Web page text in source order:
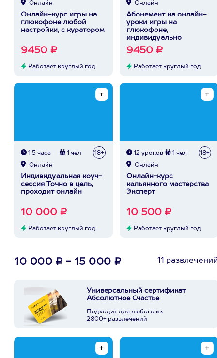
Онлайн
Онлайн-курс игры на
глюкофоне любой
настройки, с куратором
9450 ₽
Работает круглый год
Онлайн
Абонемент на онлайн-
уроки игры на
глюкофоне,
индивидуально
9450 ₽
Работает круглый год
1,5 часа 1 чел 18+
Онлайн
Индивидуальная коуч-
сессия Точно в цель,
проходит онлайн
10 000 ₽
Работает круглый год
12 уроков 1 чел 18+
Онлайн
Онлайн-курс
кальянного мастерства
Эксперт
10 500 ₽
Работает круглый год
10 000 ₽ - 15 000 ₽ 11
Универсальный сертификат
Абсолютное Счастье
Подходит для любого из
2800+ развлечений